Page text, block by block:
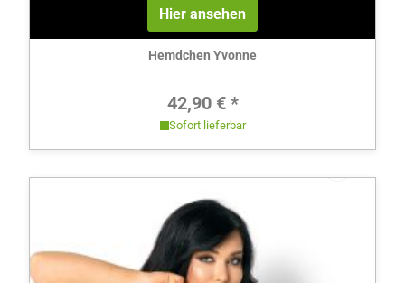
Hier ansehen
Hemdchen Yvonne
Regulärer Preis:
42,90 € *
Sofort lieferbar